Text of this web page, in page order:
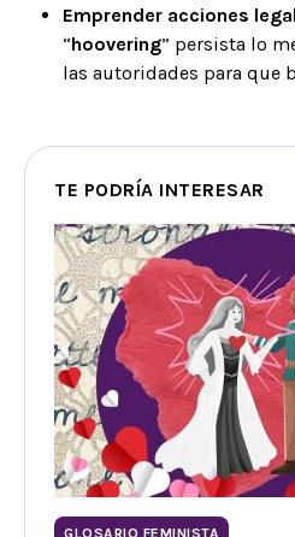
Emprender acciones
“hoovering” persista lo
las autoridades para que
TE PODRÍA INTERESAR